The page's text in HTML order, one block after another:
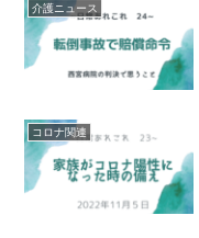
介護ニュース
コロナ関連